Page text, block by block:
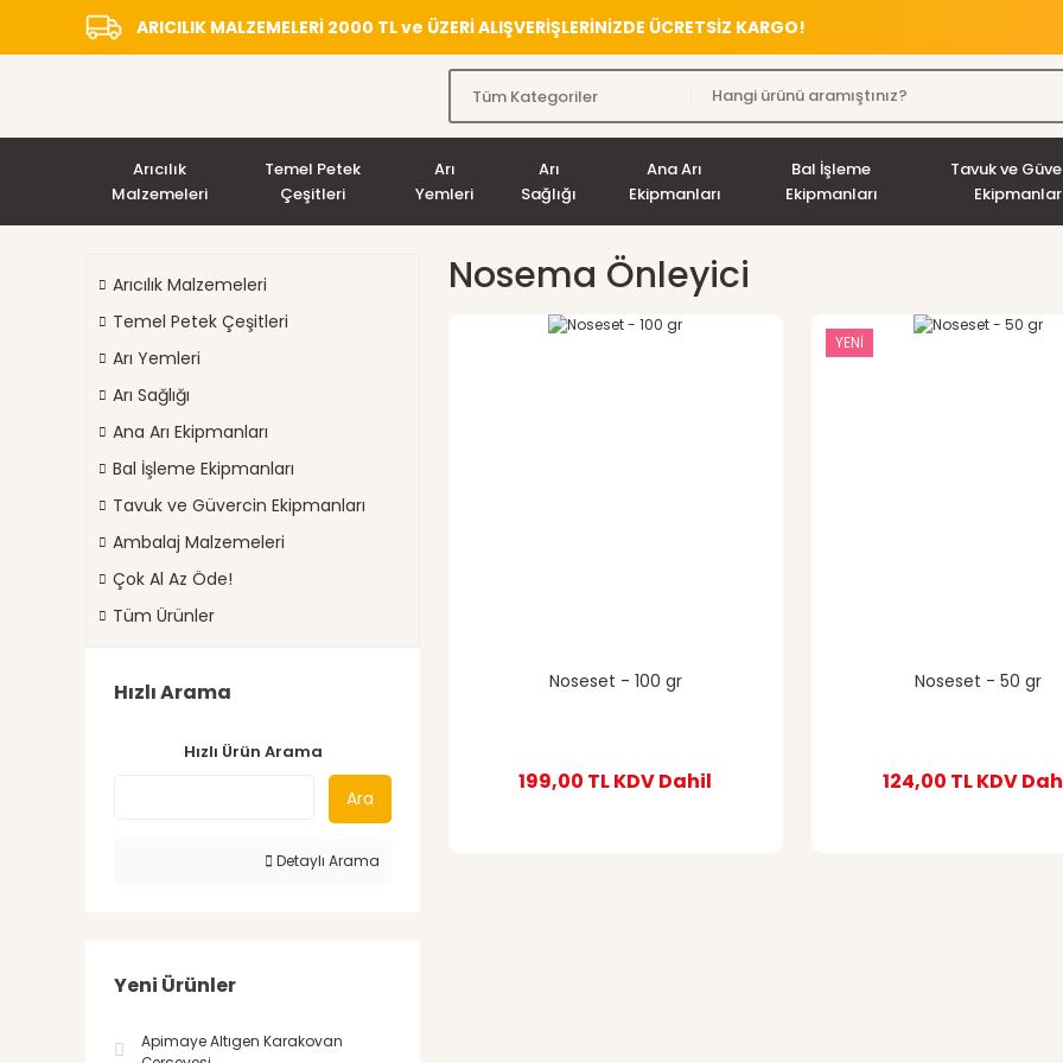
ARICILIK MALZEMELERİ 2000 TL ve ÜZERİ ALIŞVERİŞLERİNİZDE ÜCRETSİZ KARGO!
Arıcılık
Malzemeleri
Temel Petek
Çeşitleri
Arı
Yemleri
Arı
Sağlığı
Ana Arı
Ekipmanları
Bal İşleme
Ekipmanları
Tavuk ve
Arıcılık Malzemeleri
Temel Petek Çeşitleri
Arı Yemleri
Arı Sağlığı
Ana Arı Ekipmanları
Bal İşleme Ekipmanları
Tavuk ve Güvercin Ekipmanları
Ambalaj Malzemeleri
Çok Al Az Öde!
Tüm Ürünler
Hızlı Arama
Hızlı Ürün Arama
Ara
Detaylı Arama
Yeni Ürünler
Apimaye Altıgen Karakovan
Nosema Önleyici
Noseset - 100 gr
199,00 TLKDV Dahil
YENİ
Noseset - 50 gr
124,00 TLKDV